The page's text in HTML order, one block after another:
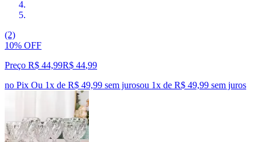
(2)
10% OFF
Preço R$ 44,99R$ 44,99
no Pix Ou 1x de R$ 49,99 sem jurosou 1x de R$ 49,99 sem juros